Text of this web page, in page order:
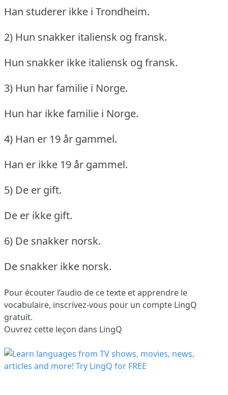
Han studerer ikke i Trondheim.
2) Hun snakker italiensk og fransk.
Hun snakker ikke italiensk og fransk.
3) Hun har familie i Norge.
Hun har ikke familie i Norge.
4) Han er 19 år gammel.
Han er ikke 19 år gammel.
5) De er gift.
De er ikke gift.
6) De snakker norsk.
De snakker ikke norsk.
Pour écouter l’audio de ce texte et apprendre le
vocabulaire, inscrivez-vous pour un compte LingQ
gratuit.
Ouvrez cette leçon dans LingQ